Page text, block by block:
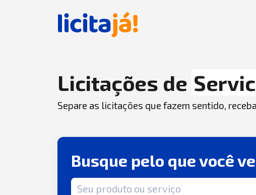
Licitações de
Separe as licitações que fazem sentido,
Busque pelo que você
Termo de busca